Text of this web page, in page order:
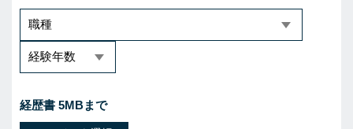
経歴書 5MBまで